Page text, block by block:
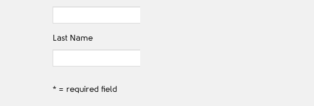
Last Name
* = required field